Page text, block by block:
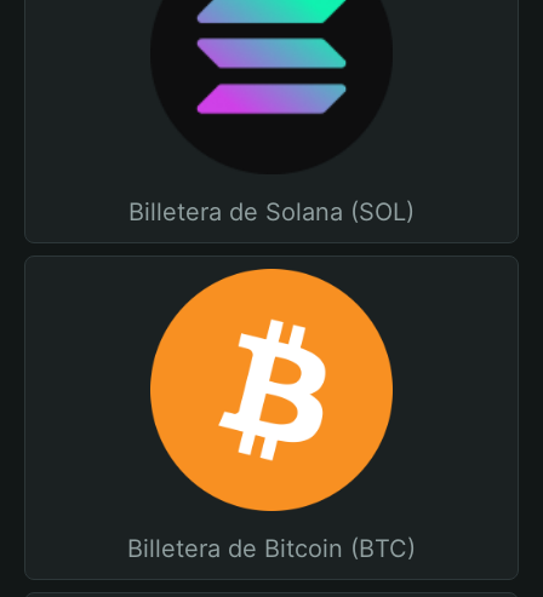
Billetera de Solana (SOL)
Billetera de Bitcoin (BTC)